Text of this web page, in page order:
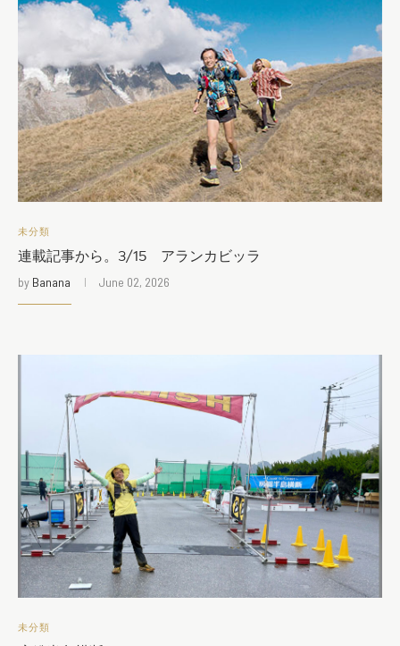
未分類
連載記事から。3/15 アランカビッラ
by Banana June 02, 2026
未分類